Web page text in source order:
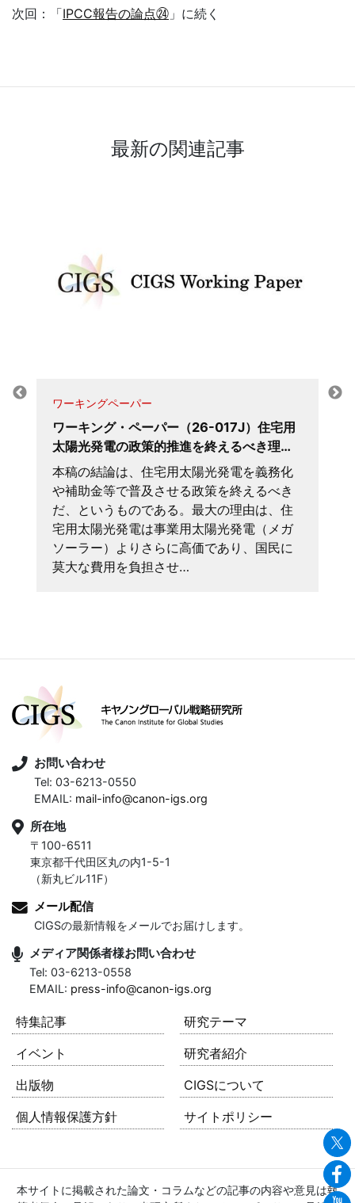
次回：「IPCC報告の論点㉔ 」に続く
最新の関連記事
ワーキングペーパー
ワーキング・ペーパー（26-017J）住宅用
太陽光発電の政策的推進を終えるべき理…
本稿の結論は、住宅用太陽光発電を義務化
や補助金等で普及させる政策を終えるべき
だ、というものである。最大の理由は、住
宅用太陽光発電は事業用太陽光発電（メガ
ソーラー）よりさらに高価であり、国民に
莫大な費用を負担させ…
お問い合わせ
Tel: 03-6213-0550
EMAIL: mail-info@canon-igs.org
所在地
〒100-6511
東京都千代田区丸の内1-5-1
（新丸ビル11F）
メール配信
CIGSの最新情報をメールでお届けします。
メディア関係者様お問い合わせ
Tel: 03-6213-0558
EMAIL: press-info@canon-igs.org
特集記事
研究テーマ
イベント
研究者紹介
出版物
CIGSについて
個人情報保護方針
サイトポリシー
本サイトに掲載された論文・コラムなどの記事の内容や意見は執